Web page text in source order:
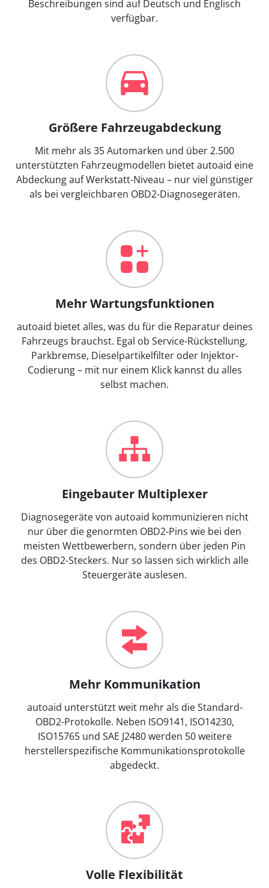
Beschreibungen sind auf Deutsch und Englisch
verfügbar.
Größere Fahrzeugabdeckung
Mit mehr als 35 Automarken und über 2.500
unterstützten Fahrzeugmodellen bietet autoaid eine
Abdeckung auf Werkstatt-Niveau – nur viel günstiger
als bei vergleichbaren OBD2-Diagnosegeräten.
Mehr Wartungsfunktionen
autoaid bietet alles, was du für die Reparatur deines
Fahrzeugs brauchst. Egal ob Service-Rückstellung,
Parkbremse, Dieselpartikelfilter oder Injektor-
Codierung – mit nur einem Klick kannst du alles
selbst machen.
Eingebauter Multiplexer
Diagnosegeräte von autoaid kommunizieren nicht
nur über die genormten OBD2-Pins wie bei den
meisten Wettbewerbern, sondern über jeden Pin
des OBD2-Steckers. Nur so lassen sich wirklich alle
Steuergeräte auslesen.
Mehr Kommunikation
autoaid unterstützt weit mehr als die Standard-
OBD2-Protokolle. Neben ISO9141, ISO14230,
ISO15765 und SAE J2480 werden 50 weitere
herstellerspezifische Kommunikationsprotokolle
abgedeckt.
Volle Flexibilität